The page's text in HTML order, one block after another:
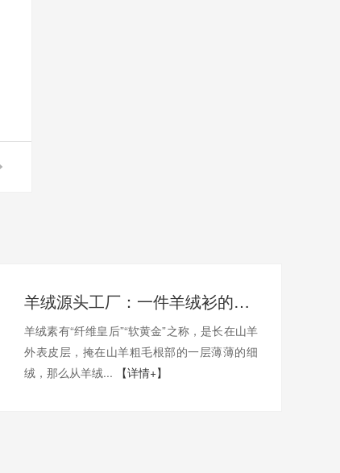
羊绒源头工厂：一件羊绒衫的制作流程（三）
羊绒素有“纤维皇后”“软黄金”之称，是长在山羊
外表皮层，掩在山羊粗毛根部的一层薄薄的细
绒，那么从羊绒...
【详情+】